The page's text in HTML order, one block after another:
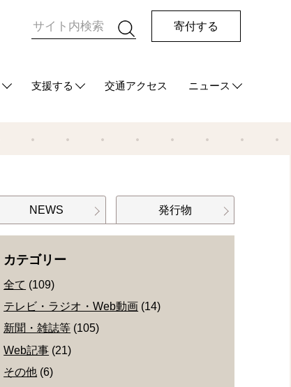
寄付する
支援する 交通アクセス ニュース
NEWS 発行物
カテゴリー
全て (109)
テレビ・ラジオ・Web動画 (14)
新聞・雑誌等 (105)
Web記事 (21)
その他 (6)